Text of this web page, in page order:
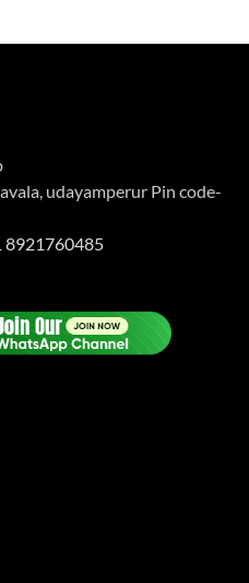
udayamperur Pin code-
8921760485